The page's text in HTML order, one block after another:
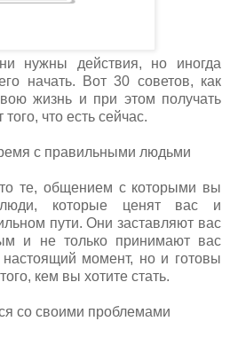
нужны действия, но иногда
начать. Вот 30 советов, как
жизнь и при этом получать
что есть сейчас.
с правильными людьми
те, общением с которыми вы
люди, которые ценят вас и
пути. Они заставляют вас
и не только принимают вас
момент, но и готовы
кем вы хотите стать.
со своими проблемами